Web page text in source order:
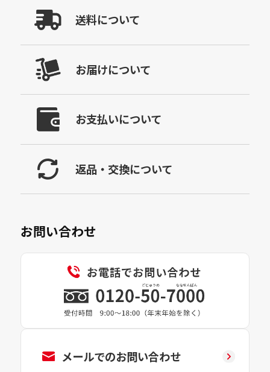
送料について
お届けについて
お支払いについて
返品・交換について
お問い合わせ
メールでのお問い合わせ